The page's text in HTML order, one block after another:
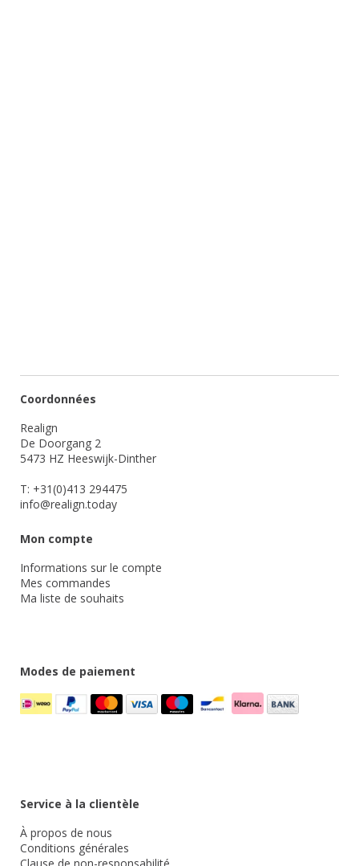
Coordonnées
Realign
De Doorgang 2
5473 HZ Heeswijk-Dinther
T: +31(0)413 294475
info@realign.today
Mon compte
Informations sur le compte
Mes commandes
Ma liste de souhaits
Modes de paiement
Service à la clientèle
À propos de nous
Conditions générales